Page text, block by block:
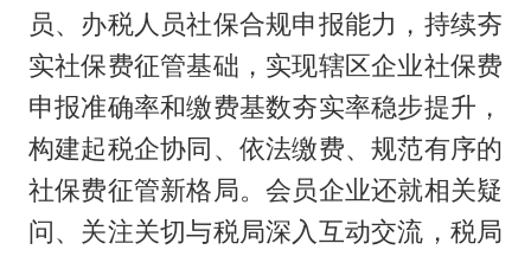
员、办税人员社保合规申报能力，持续夯
实社保费征管基础，实现辖区企业社保费
申报准确率和缴费基数夯实率稳步提升，
构建起税企协同、依法缴费、规范有序的
社保费征管新格局。会员企业还就相关疑
问、关注关切与税局深入互动交流，税局